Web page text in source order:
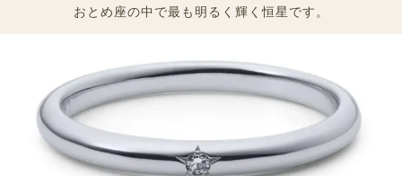
おとめ座の中で最も明るく輝く恒星です。